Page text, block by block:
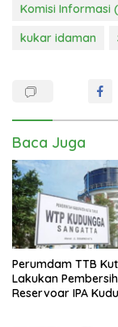
Komisi Informasi
kukar idaman
Baca Juga
Perumdam TTB
Lakukan
Reservoar IPA